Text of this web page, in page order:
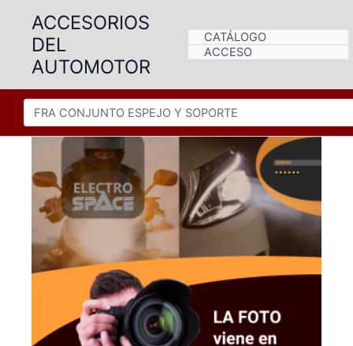
contenido
ACCESORIOS
DEL
AUTOMOTOR
CATÁLOGO
ACCESO